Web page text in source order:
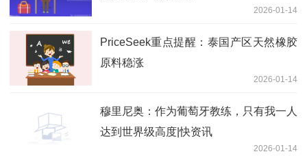
2026-01-14
PriceSeek重点提醒：泰国产区天然橡胶
原料稳涨
2026-01-14
穆里尼奥：作为葡萄牙教练，只有我一人
达到世界级高度|快资讯
2026-01-14